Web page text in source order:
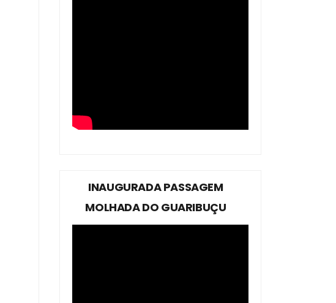
INAUGURADA PASSAGEM
MOLHADA DO GUARIBUÇU